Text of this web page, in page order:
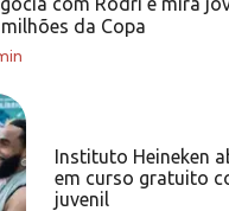
da Copa
Instituto Heineken
em curso gratuito
juvenil